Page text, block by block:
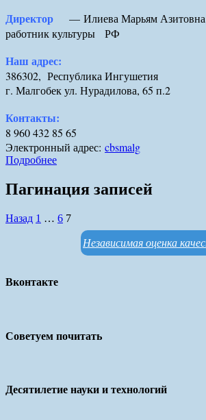
Директор — Илиева Марьям
работник культуры РФ
Наш адрес:
386302, Республика Ингушетия
г. Малгобек ул. Нурадилова, 65 п.2
Контакты:
8 960 432 85 65
Электронный адрес: cbsmalg
Подробнее
Пагинация записей
Назад 1 … 6 7
Независимая оценка
Вконтакте
Советуем почитать
Десятилетие науки и технологий